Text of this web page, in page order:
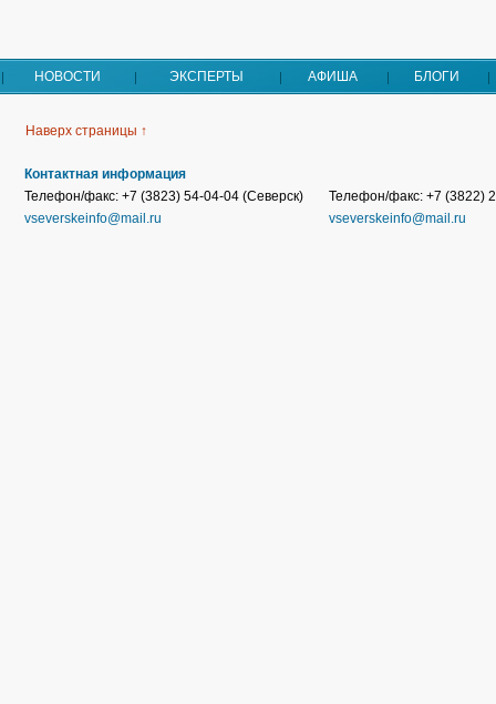
НОВОСТИ ЭКСПЕРТЫ АФИША БЛОГИ
Наверх страницы ↑
Контактная информация
Телефон/факс: +7 (3823) 54-04-04 (Северск)
vseverskeinfo@mail.ru
Телефон/факс: +7 (3822)
vseverskeinfo@mail.ru